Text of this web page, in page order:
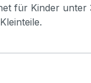
für Kinder unter